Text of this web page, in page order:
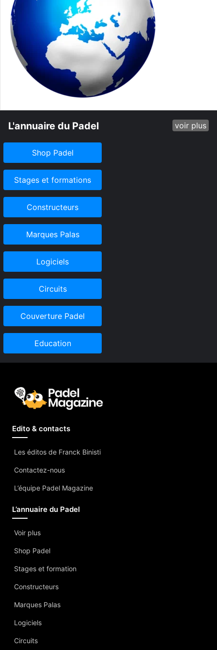
L'annuaire du Padel voir plus
Shop Padel
Stages et formations
Constructeurs
Marques Palas
Logiciels
Circuits
Couverture Padel
Education
Edito & contacts
Les éditos de Franck Binisti
Contactez-nous
L’équipe Padel Magazine
L’annuaire du Padel
Voir plus
Shop Padel
Stages et formation
Constructeurs
Marques Palas
Logiciels
Circuits